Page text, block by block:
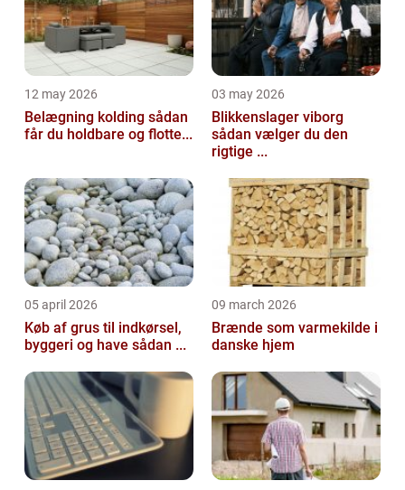
12 may 2026
Belægning kolding sådan
får du holdbare og flotte...
03 may 2026
Blikkenslager viborg
sådan vælger du den
rigtige ...
05 april 2026
Køb af grus til indkørsel,
byggeri og have sådan ...
09 march 2026
Brænde som varmekilde i
danske hjem